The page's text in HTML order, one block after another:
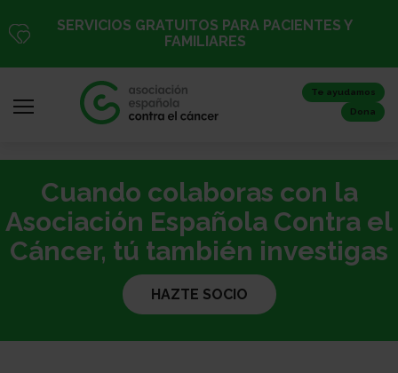
al
SERVICIOS GRATUITOS PARA PACIENTES Y
FAMILIARES
Te ayudamos
Dona
Iniciar
sesión
/
Registro
Inicio
Cuando colaboras con la
Asociación Española Contra el
Cáncer, tú también investigas
HAZTE SOCIO